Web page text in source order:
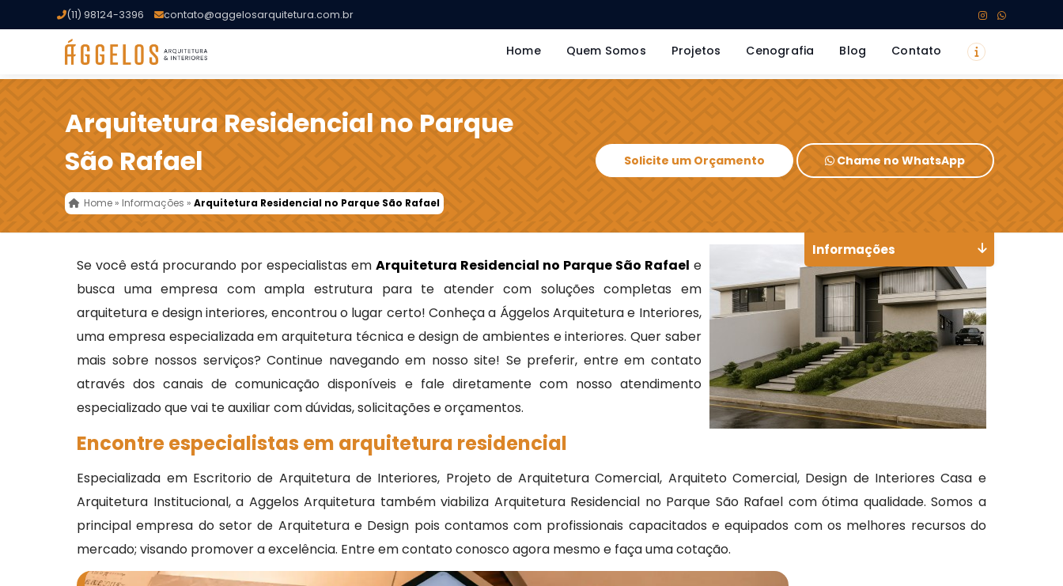
(11) 98124-3396 contato@aggelosarquitetura.com.br
Home Quem Somos Projetos Cenografia Blog Contato
Arquitetura Residencial no Parque
São Rafael
Home » Informações »Arquitetura Residencial no Parque São Rafael
Solicite um Orçamento Chame no WhatsApp
Se você está procurando por especialistas em Arquitetura Residencial no Parque São Rafael e
busca uma empresa com ampla estrutura para te atender com soluções completas em
arquitetura e design interiores, encontrou o lugar certo! Conheça a Ággelos Arquitetura e Interiores,
uma empresa especializada em arquitetura técnica e design de ambientes e interiores. Quer saber
mais sobre nossos serviços? Continue navegando em nosso site! Se preferir, entre em contato
através dos canais de comunicação disponíveis e fale diretamente com nosso atendimento
especializado que vai te auxiliar com dúvidas, solicitações e orçamentos.
Encontre especialistas em arquitetura residencial
Especializada em Escritorio de Arquitetura de Interiores, Projeto de Arquitetura Comercial, Arquiteto Comercial, Design de Interiores Casa e
Arquitetura Institucional, a Aggelos Arquitetura também viabiliza Arquitetura Residencial no Parque São Rafael com ótima qualidade. Somos a
principal empresa do setor de Arquitetura e Design pois contamos com profissionais capacitados e equipados com os melhores recursos do
mercado; visando promover a excelência. Entre em contato conosco agora mesmo e faça uma cotação.
Informações